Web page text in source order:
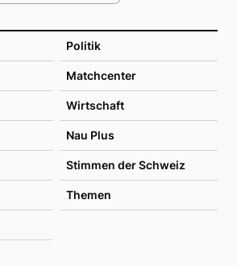
Politik
Matchcenter
Wirtschaft
Nau Plus
Stimmen der Schweiz
Themen